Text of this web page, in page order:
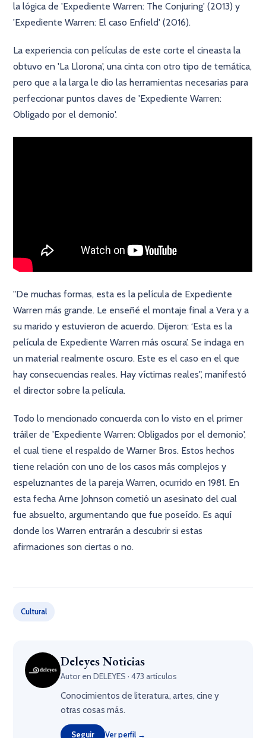
la lógica de 'Expediente Warren: The Conjuring' (2013) y
'Expediente Warren: El caso Enfield' (2016).
La experiencia con películas de este corte el cineasta la
obtuvo en 'La Llorona', una cinta con otro tipo de temática,
pero que a la larga le dio las herramientas necesarias para
perfeccionar puntos claves de 'Expediente Warren:
Obligado por el demonio'.
"De muchas formas, esta es la película de Expediente
Warren más grande. Le enseñé el montaje final a Vera y a
su marido y estuvieron de acuerdo. Dijeron: ‘Esta es la
película de Expediente Warren más oscura’. Se indaga en
un material realmente oscuro. Este es el caso en el que
hay consecuencias reales. Hay víctimas reales", manifestó
el director sobre la película.
Todo lo mencionado concuerda con lo visto en el primer
tráiler de 'Expediente Warren: Obligados por el demonio',
el cual tiene el respaldo de Warner Bros. Estos hechos
tiene relación con uno de los casos más complejos y
espeluznantes de la pareja Warren, ocurrido en 1981. En
esta fecha Arne Johnson cometió un asesinato del cual
fue absuelto, argumentando que fue poseído. Es aquí
donde los Warren entrarán a descubrir si estas
afirmaciones son ciertas o no.
Cultural
Deleyes Noticias
Autor en DELEYES · 473 artículos
Conocimientos de literatura, artes, cine y
otras cosas más.
Seguir Ver perfil →